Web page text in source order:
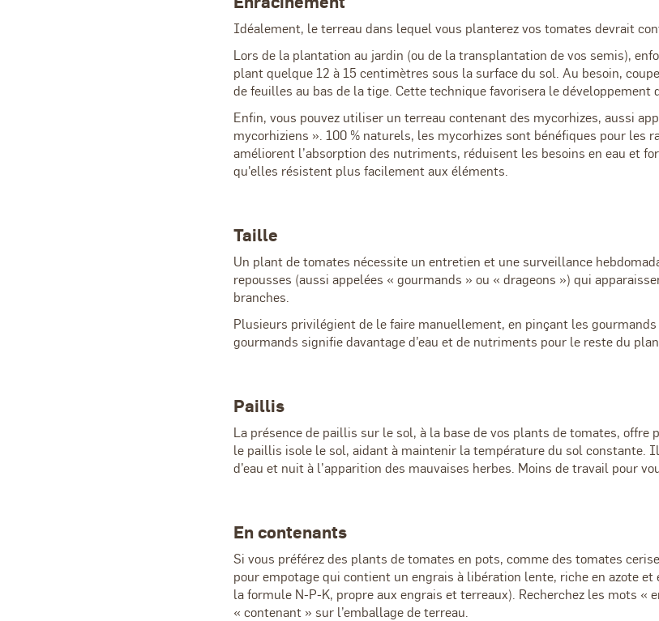
Idéalement, le terreau dans lequel vous planterez vos tomates devrait
Lors de la plantation au jardin (ou de la transplantation de vos semis),
plant quelque 12 à 15 centimètres sous la surface du sol. Au besoin,
de feuilles au bas de la tige. Cette technique favorisera le développement
Enfin, vous pouvez utiliser un terreau contenant des mycorhizes, aussi
mycorhiziens ». 100 % naturels, les mycorhizes sont bénéfiques pour les
améliorent l’absorption des nutriments, réduisent les besoins en eau et
qu'elles résistent plus facilement aux éléments.
Taille
Un plant de tomates nécessite un entretien et une surveillance
repousses (aussi appelées « gourmands » ou « drageons ») qui
branches.
Plusieurs privilégient de le faire manuellement, en pinçant les gourmands
gourmands signifie davantage d’eau et de nutriments pour le reste du
Paillis
La présence de paillis sur le sol, à la base de vos plants de tomates, offre
le paillis isole le sol, aidant à maintenir la température du sol constante.
d’eau et nuit à l’apparition des mauvaises herbes. Moins de travail pour
En contenants
Si vous préférez des plants de tomates en pots, comme des tomates
pour empotage qui contient un engrais à libération lente, riche en azote
la formule N-P-K, propre aux engrais et terreaux). Recherchez les mots «
« contenant » sur l’emballage de terreau.